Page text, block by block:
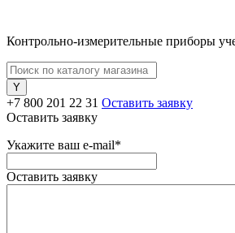
Контрольно-измерительные приборы
+7 800 201 22 31 Оставить заявку
Оставить заявку
Укажите ваш e-mail*
Оставить заявку